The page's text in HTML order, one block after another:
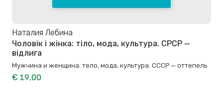
Наталия Лебина
Чоловік і жінка: тіло, мода, культура. СРСР —
відлига
Мужчина и женщина: тело, мода, культура. СССР — оттепель
€ 19,00